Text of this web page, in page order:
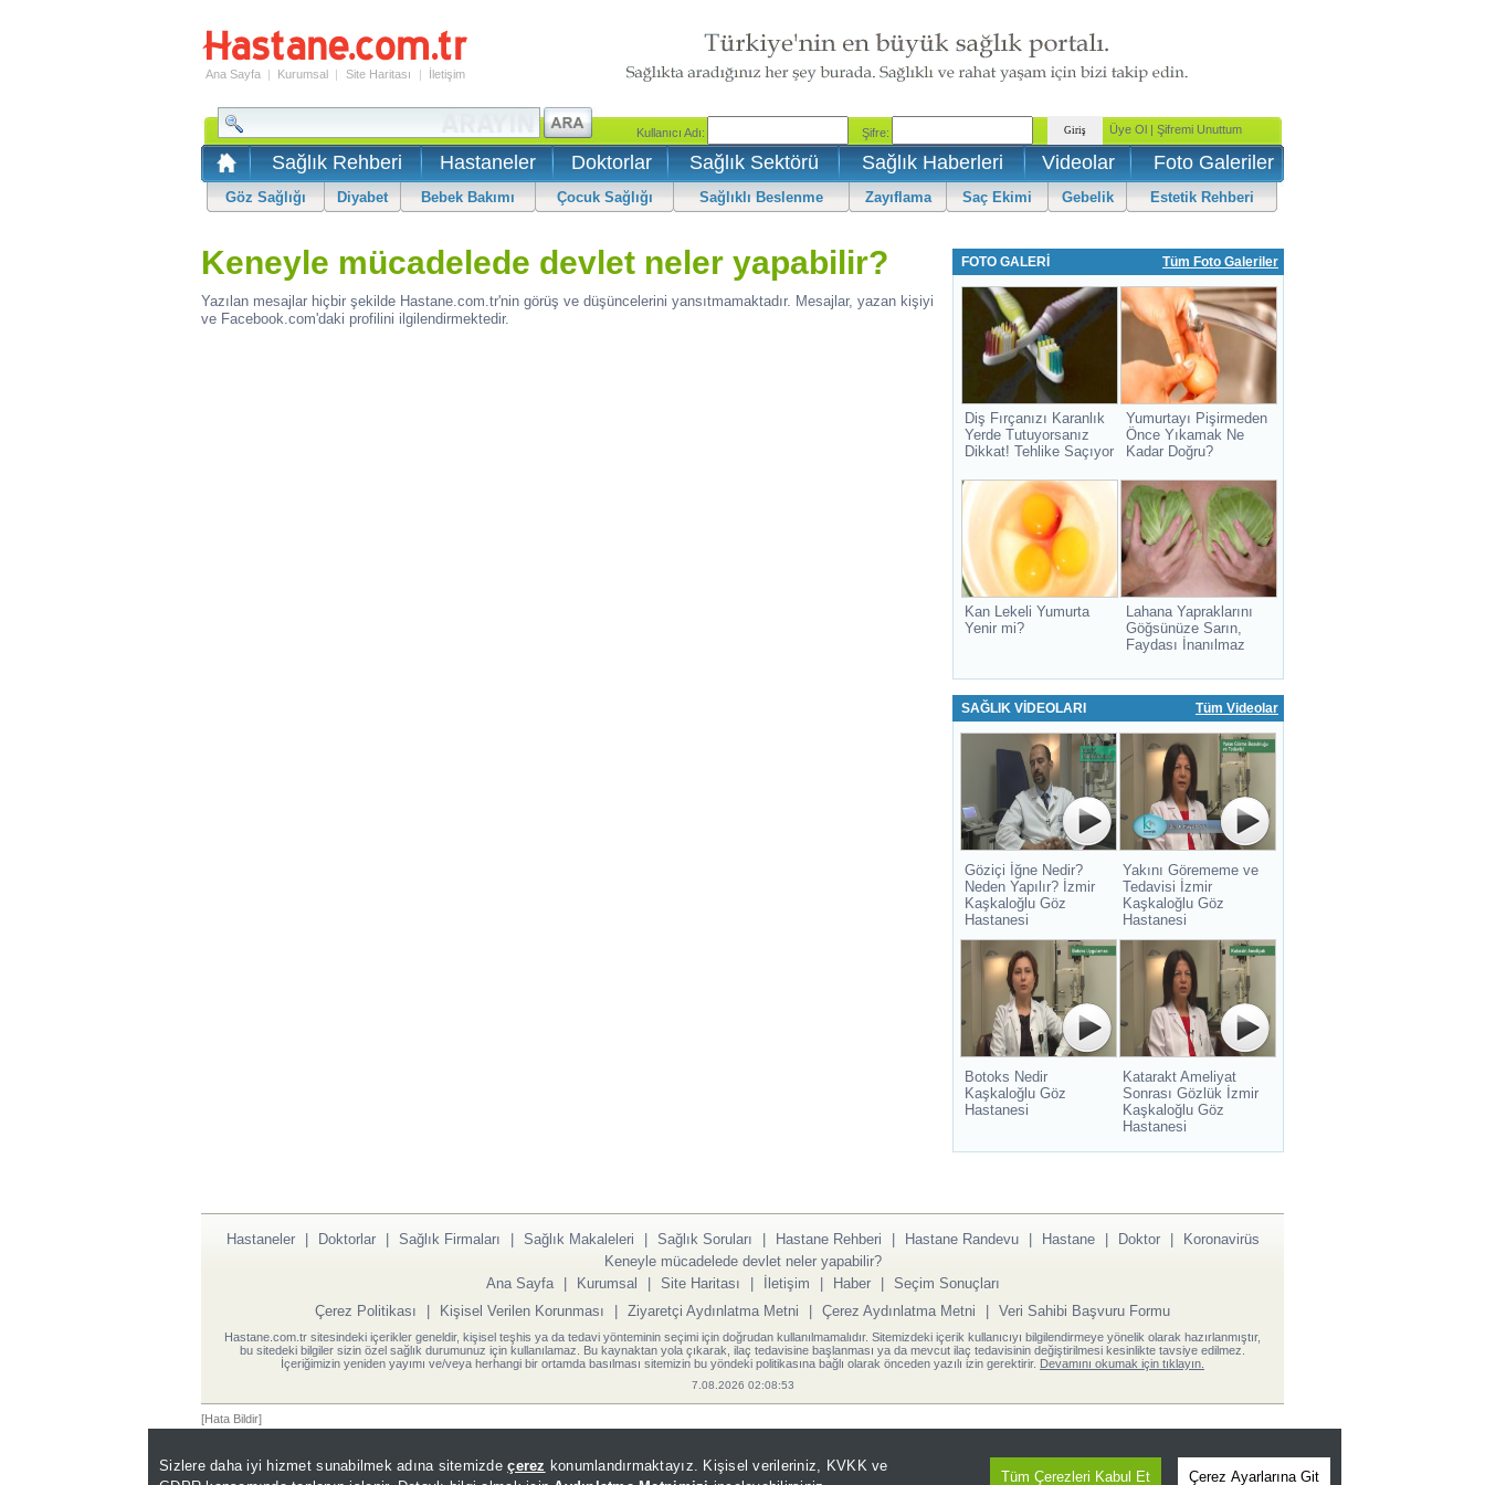
Sizlere daha iyi hizmet sunabilmek adına sitemizdeçerez konumlandırmaktayız. Kişisel verileriniz, KVKK ve
Tüm Çerezleri Kabul Et Çerez Ayarlarına Git
Ana Sayfa | Kurumsal | Site Haritası | İletişim
Sağlık Rehberi Hastaneler Doktorlar Sağlık Sektörü Sağlık Haberleri Videolar Foto Galeriler
Göz Sağlığı Diyabet Bebek Bakımı Çocuk Sağlığı Sağlıklı Beslenme Zayıflama Saç Ekimi Gebelik Estetik Rehberi
Keneyle mücadelede devlet neler yapabilir?
Yazılan mesajlar hiçbir şekilde Hastane.com.tr'nin görüş ve düşüncelerini yansıtmamaktadır. Mesajlar, yazan kişiyi
ve Facebook.com'daki profilini ilgilendirmektedir.
FOTO GALERİ Tüm Foto Galeriler
Diş Fırçanızı Karanlık
Yerde Tutuyorsanız
Dikkat! Tehlike Saçıyor
Yumurtayı Pişirmeden
Önce Yıkamak Ne
Kadar Doğru?
Kan Lekeli Yumurta
Yenir mi?
Lahana Yapraklarını
Göğsünüze Sarın,
Faydası İnanılmaz
SAĞLIK VİDEOLARI Tüm Videolar
Göziçi İğne Nedir?
Neden Yapılır? İzmir
Kaşkaloğlu Göz
Hastanesi
Yakını Görememe ve
Tedavisi İzmir
Kaşkaloğlu Göz
Hastanesi
Botoks Nedir
Kaşkaloğlu Göz
Hastanesi
Katarakt Ameliyat
Sonrası Gözlük İzmir
Kaşkaloğlu Göz
Hastanesi
Hastaneler | Doktorlar | Sağlık Firmaları | Sağlık Makaleleri | Sağlık Soruları | Hastane Rehberi | Hastane Randevu | Hastane | Doktor |
Koronavirüs
Keneyle mücadelede devlet neler yapabilir?
Ana Sayfa
| Kurumsal | Site Haritası | İletişim | Haber | Seçim Sonuçları
Çerez Politikası
| Kişisel Verilen Korunması | Ziyaretçi Aydınlatma Metni | Çerez Aydınlatma Metni | Veri Sahibi Başvuru Formu
Hastane.com.tr sitesindeki içerikler geneldir, kişisel teşhis ya da tedavi yönteminin seçimi için doğrudan kullanılmamalıdır. Sitemizdeki içerik kullanıcıyı bilgilendirmeye yönelik olarak hazırlanmıştır,
bu sitedeki bilgiler sizin özel sağlık durumunuz için kullanılamaz. Bu kaynaktan yola çıkarak, ilaç tedavisine başlanması ya da mevcut ilaç tedavisinin değiştirilmesi kesinlikte tavsiye edilmez.
İçeriğimizin yeniden yayımı ve/veya herhangi bir ortamda basılması sitemizin bu yöndeki politikasına bağlı olarak önceden yazılı izin gerektirir. Devamını okumak için tıklayın.
7.08.2026 02:08:53
[Hata Bildir]